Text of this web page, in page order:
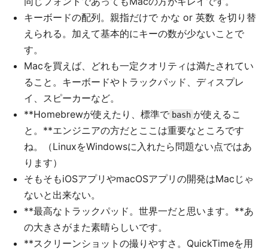
キーボードの配列。親指だけで かな or 英数 を切り替
えられる。加えて基本的にキーの数が少ないことで
す。
Macを買えば、どれも一定クオリティは満たされてい
ること。キーボードやトラックパッド、ディスプレ
イ、スピーカーなど。
**Homebrewが使えたり、標準で bash が使えるこ
と。**エンジニアの方だとここは重要なところです
ね。（LinuxをWindowsに入れたら問題ない点ではあ
ります）
そもそもiOSアプリやmacOSアプリの開発はMacじゃ
ないと出来ない。
**最高なトラックパッド。世界一だと思います。**あ
の大きさがまた素晴らしいです。
**スクリーンショットの撮りやすさ。QuickTimeを用